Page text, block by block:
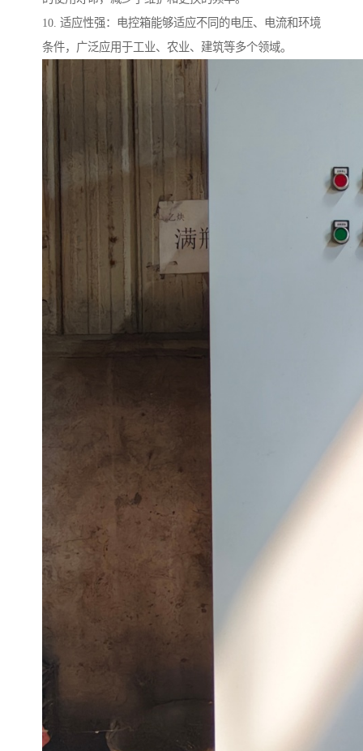
10. 适应性强：电控箱能够适应不同的电压、电流和环境
条件，广泛应用于工业、农业、建筑等多个领域。